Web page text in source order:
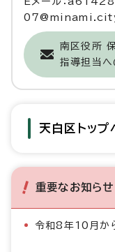
南区役所
指導担当へ
天白区トップ
重要なお知らせ
令和8年10月か